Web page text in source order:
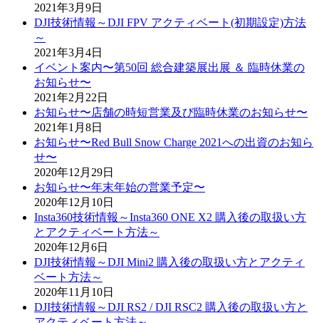
2021年3月9日
DJI技術情報～DJI FPV アクティベート(初期設定)方法
～
2021年3月4日
イベント案内〜第50回 総合建築展出展 ＆ 臨時休業の
お知らせ〜
2021年2月22日
お知らせ〜店舗の時短営業及び臨時休業のお知らせ〜
2021年1月8日
お知らせ〜Red Bull Snow Charge 2021への出資のお知ら
せ〜
2020年12月29日
お知らせ〜年末年始の営業予定〜
2020年12月10日
Insta360技術情報～Insta360 ONE X2 購入後の取扱い方
とアクティベート方法～
2020年12月6日
DJI技術情報～DJI Mini2 購入後の取扱い方とアクティ
ベート方法～
2020年11月10日
DJI技術情報～DJI RS2 / DJI RSC2 購入後の取扱い方と